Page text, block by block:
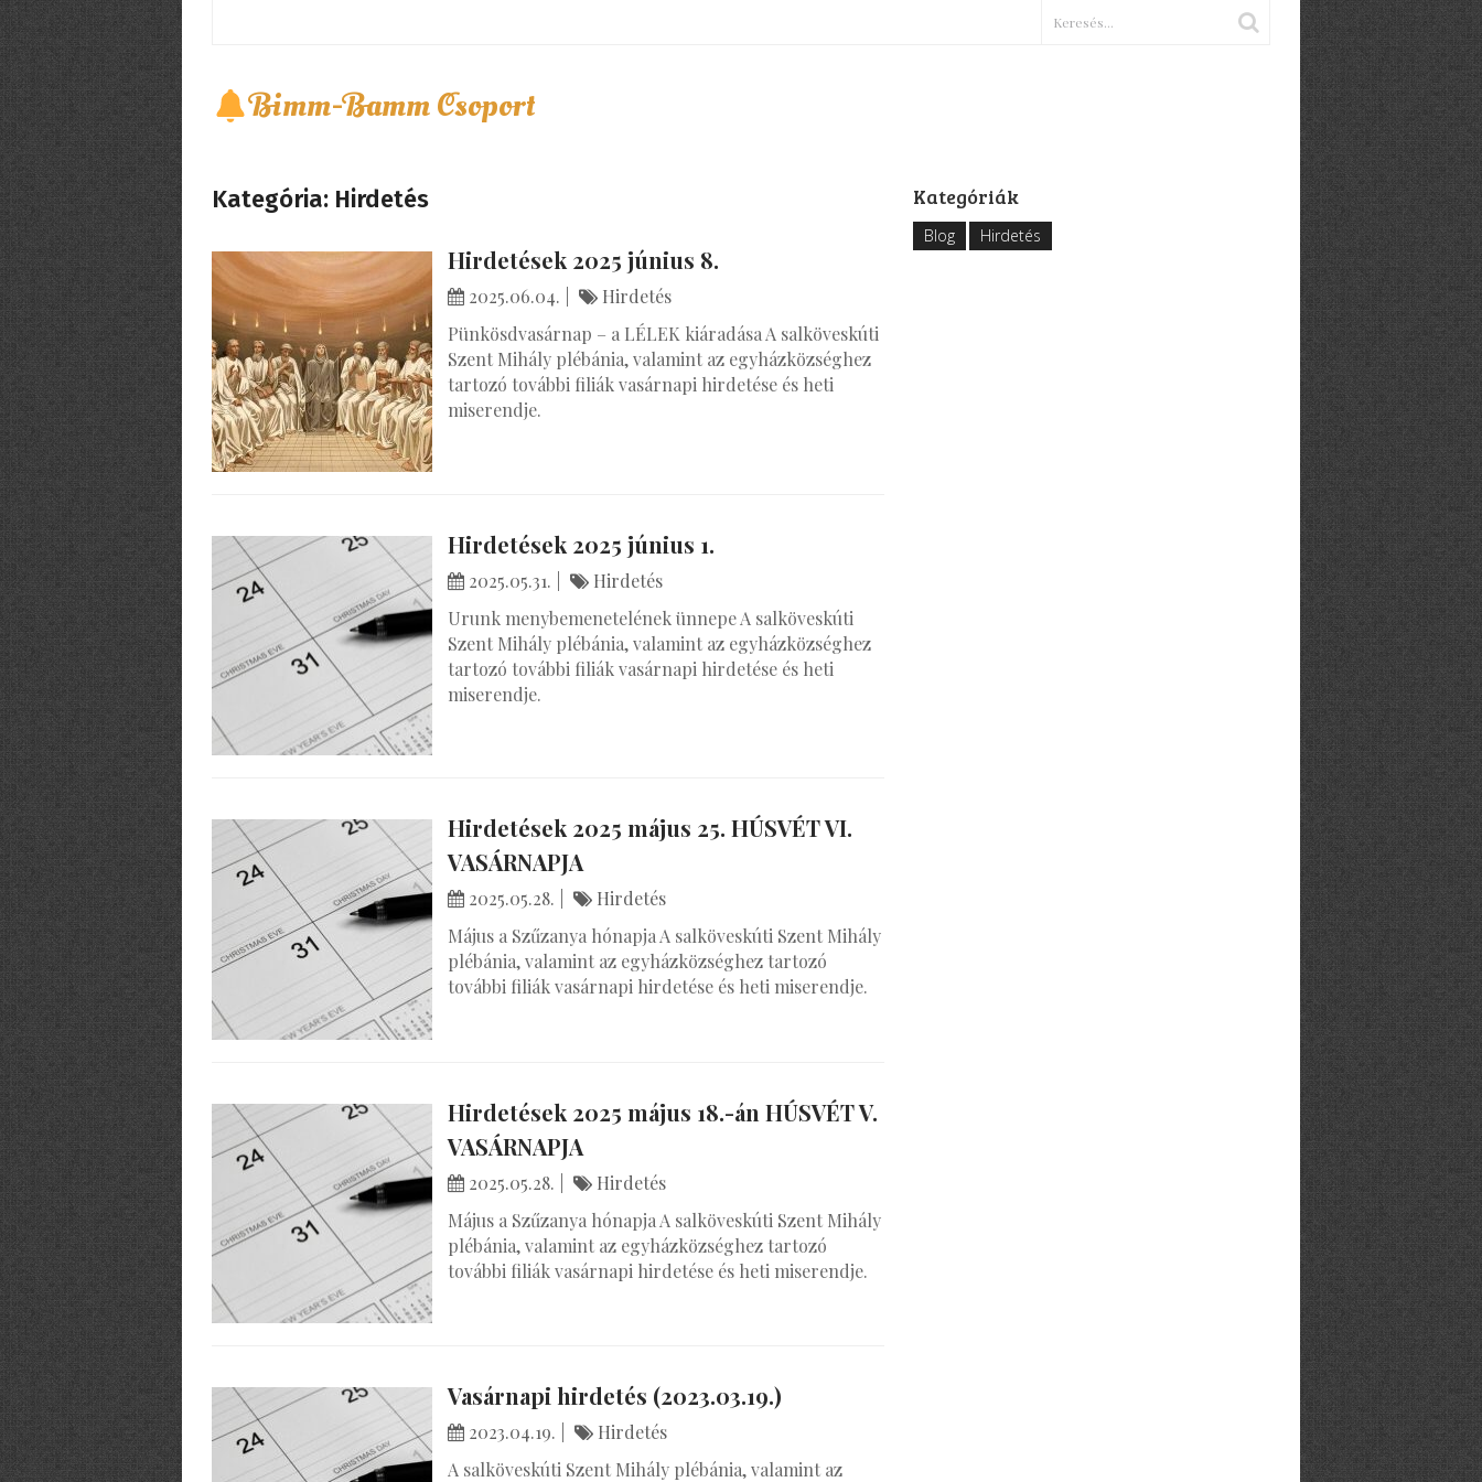
Bimm-Bamm Csoport
Kategória: Hirdetés
Hirdetések 2025 június 8.
2025.06.04.
Hirdetés
Pünkösdvasárnap – a LÉLEK kiáradása A salköveskúti
Szent Mihály plébánia, valamint az egyházközséghez
tartozó további filiák vasárnapi hirdetése és heti
miserendje.
Hirdetések 2025 június 1.
2025.05.31.
Hirdetés
Urunk menybemenetelének ünnepe A salköveskúti
Szent Mihály plébánia, valamint az egyházközséghez
tartozó további filiák vasárnapi hirdetése és heti
miserendje.
Hirdetések 2025 május 25. HÚSVÉT VI.
VASÁRNAPJA
2025.05.28.
Hirdetés
Május a Szűzanya hónapja A salköveskúti Szent Mihály
plébánia, valamint az egyházközséghez tartozó
további filiák vasárnapi hirdetése és heti miserendje.
Hirdetések 2025 május 18.-án HÚSVÉT V.
VASÁRNAPJA
2025.05.28.
Hirdetés
Május a Szűzanya hónapja A salköveskúti Szent Mihály
plébánia, valamint az egyházközséghez tartozó
további filiák vasárnapi hirdetése és heti miserendje.
Vasárnapi hirdetés (2023.03.19.)
2023.04.19.
Hirdetés
A salköveskúti Szent Mihály plébánia, valamint az
Kategóriák
Blog Hirdetés